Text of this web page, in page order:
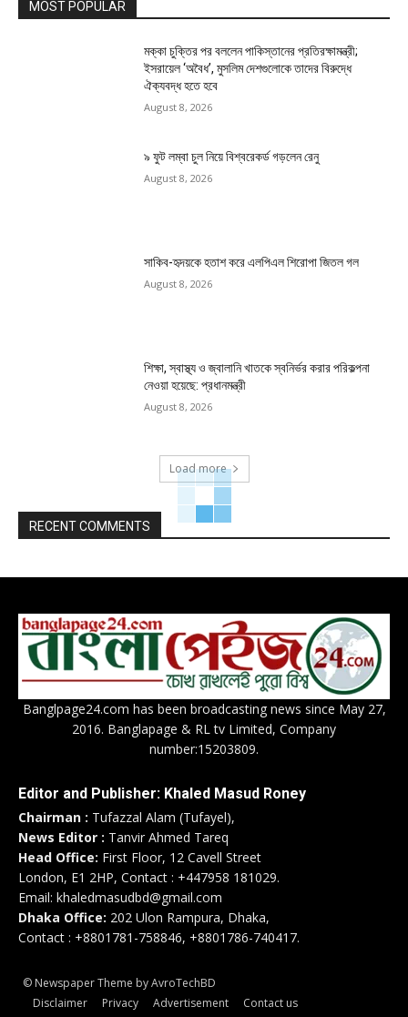
MOST POPULAR
মক্কা চুক্তির পর বললেন পাকিস্তানের প্রতিরক্ষামন্ত্রী;
ইসরায়েল ‘অবৈধ’, মুসলিম দেশগুলোকে তাদের বিরুদ্ধে
ঐক্যবদ্ধ হতে হবে
August 8, 2026
৯ ফুট লম্বা চুল নিয়ে বিশ্বরেকর্ড গড়লেন রেনু
August 8, 2026
সাকিব-হৃদয়কে হতাশ করে এলপিএল শিরোপা জিতল গল
August 8, 2026
শিক্ষা, স্বাস্থ্য ও জ্বালানি খাতকে স্বনির্ভর করার পরিকল্পনা
নেওয়া হয়েছে: প্রধানমন্ত্রী
August 8, 2026
Load more
RECENT COMMENTS
Banglpage24.com has been broadcasting news since May 27,
2016. Banglapage & RL tv Limited, Company
number:15203809.
Editor and Publisher: Khaled Masud Roney
Chairman : Tufazzal Alam (Tufayel),
News Editor : Tanvir Ahmed Tareq
Head Office: First Floor, 12 Cavell Street
London, E1 2HP, Contact : +447958 181029.
Email: khaledmasudbd@gmail.com
Dhaka Office: 202 Ulon Rampura, Dhaka,
Contact : +8801781-758846, +8801786-740417.
© Newspaper Theme by AvroTechBD
Disclaimer
Privacy Advertisement Contact us